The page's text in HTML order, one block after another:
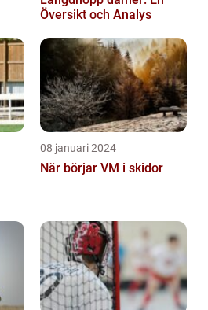
Översikt och Analys
08 januari 2024
När börjar VM i skidor